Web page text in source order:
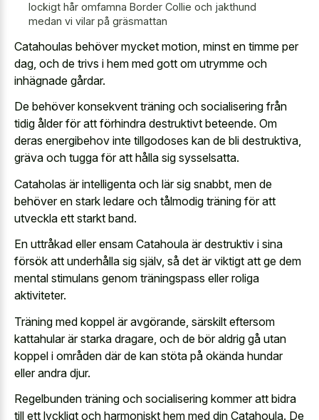
lockigt hår omfamna Border Collie och jakthund
medan vi vilar på gräsmattan
Catahoulas behöver mycket motion, minst en timme per
dag, och de trivs i hem med gott om utrymme och
inhägnade gårdar.
De behöver konsekvent träning och socialisering från
tidig ålder för att förhindra destruktivt beteende. Om
deras energibehov inte tillgodoses kan de bli destruktiva,
gräva och tugga för att hålla sig sysselsatta.
Cataholas är intelligenta och lär sig snabbt, men de
behöver en stark ledare och tålmodig träning för att
utveckla ett starkt band.
En uttråkad eller ensam Catahoula är destruktiv i sina
försök att underhålla sig själv, så det är viktigt att ge dem
mental stimulans genom träningspass eller roliga
aktiviteter.
Träning med koppel är avgörande, särskilt eftersom
kattahular är starka dragare, och de bör aldrig gå utan
koppel i områden där de kan stöta på okända hundar
eller andra djur.
Regelbunden träning och socialisering kommer att bidra
till ett lyckligt och harmoniskt hem med din Catahoula. De